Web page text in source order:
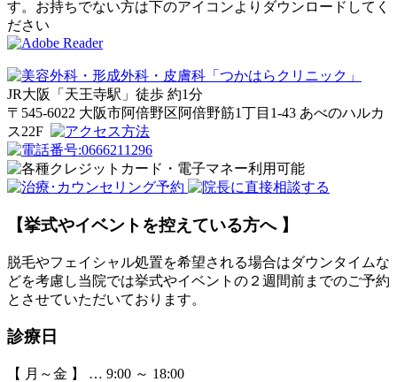
す。お持ちでない方は下のアイコンよりダウンロードしてく
ださい
JR大阪「天王寺駅」徒歩 約1分
〒545-6022 大阪市阿倍野区阿倍野筋1丁目1-43 あべのハルカ
ス22F
【挙式やイベントを控えている方へ 】
脱毛やフェイシャル処置を希望される場合はダウンタイムな
どを考慮し当院では挙式やイベントの２週間前までのご予約
とさせていただいております。
診療日
【 月～金 】 … 9:00 ～ 18:00